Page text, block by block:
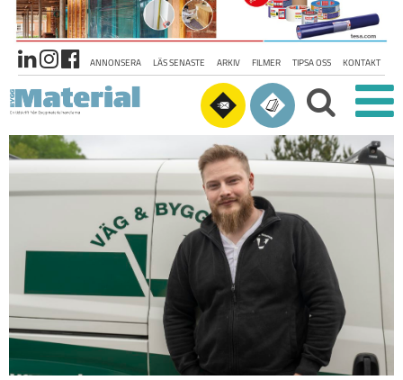
ANNONSERA LÄS SENASTE ARKIV FILMER TIPSA OSS KONTAKT